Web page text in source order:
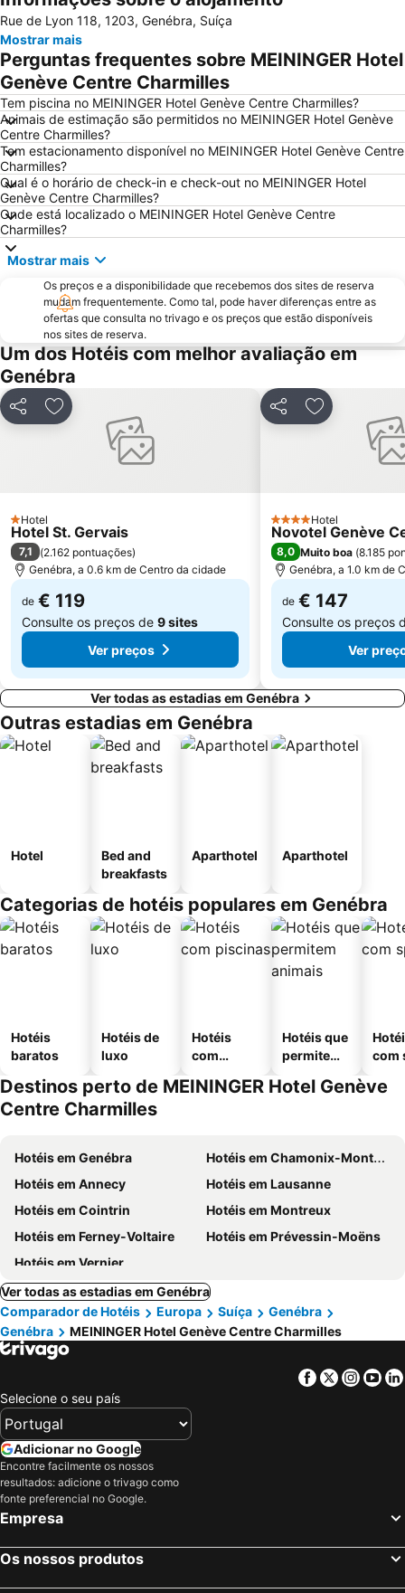
Laponia Dream
La Clusaz
Lac Léman
Cathédrale St Pierre St Paul et St André
Lac d'Annecy
English garden
Casino de l'Impérial
Servette - Petit-Saconex
Museu Internacional da Cruz Vermelha e do Crescente Vermelho
Eaux-Vives
Stade de Genève
Annecy cinéma italien
Festival International du Film d'Animation d'Annecy
Place d'Armes
Visita Guiada à Cidade Velha de Genebra
Geneva City Tour Boat Cruise and Countryside
International Exhibition of Inventions, New Techniques and Products
Cathédrale Saint-Pierre
Market of St Andre
Rue de Lyon 118, 1203, Genébra, Suíça
Mostrar mais
Perguntas frequentes sobre MEININGER Hotel
Genève Centre Charmilles
Tem piscina no MEININGER Hotel Genève Centre Charmilles?
Animais de estimação são permitidos no MEININGER Hotel Genève
Centre Charmilles?
Tem estacionamento disponível no MEININGER Hotel Genève Centre
Charmilles?
Qual é o horário de check-in e check-out no MEININGER Hotel
Genève Centre Charmilles?
Onde está localizado o MEININGER Hotel Genève Centre
Charmilles?
Mostrar mais
Os preços e a disponibilidade que recebemos dos sites de reserva
mudam frequentemente. Como tal, pode haver diferenças entre as
ofertas que consulta no trivago e os preços que estão disponíveis
nos sites de reserva.
Um dos Hotéis com melhor avaliação em
Genébra
PartilharAdicionar aos favoritos
1 Estrelas
Hotel
Hotel St. Gervais
7,1 (2.162 pontuações)
Genébra, a 0.6 km de Centro da cidade
de € 119
Consulte os preços de 9 sites
Ver preços
PartilharAdicionar
4 Estrelas
Hotel
Novotel Genève
8,0 Muito boa (8.185
Genébra, a 1.0 km de
de € 147
Consulte os preços
Ver
Ver todas as estadias em Genébra
Outras estadias em Genébra
Hotel
Bed and
breakfasts
Aparthotel Aparthotel
Categorias de hotéis populares em Genébra
Hotéis
baratos
Hotéis de
luxo
Hotéis
com
Hotéis que
permitem
com
Destinos perto de MEININGER Hotel Genève
Centre Charmilles
Hotéis em Genébra
Hotéis em Chamonix-Mont-Blanc
Hotéis em Annecy
Hotéis em Lausanne
Hotéis em Cointrin
Hotéis em Montreux
Hotéis em Ferney-Voltaire
Hotéis em Prévessin-Moëns
Hotéis em Vernier
Ver todas as estadias em Genébra
Comparador de Hotéis
Europa Suíça
Genébra
Genébra
MEININGER Hotel Genève Centre Charmilles
Facebook
Twitter
Selecione o seu país
Adicionar no Google
Encontre facilmente os nossos
resultados: adicione o trivago como
fonte preferencial no Google.
Empresa
Os nossos produtos